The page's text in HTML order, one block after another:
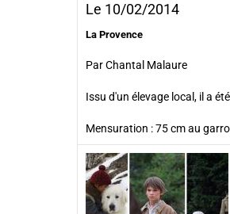
Le 10/02/2014
La Provence
Par Chantal Malaure
Issu d'un élevage local, il a
Mensuration : 75 cm au